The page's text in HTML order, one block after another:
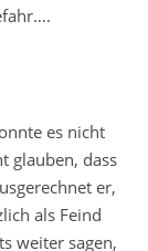
es nicht
glauben, dass
er,
als Feind
weiter sagen,